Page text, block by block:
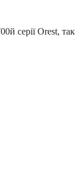
серії Orest, так